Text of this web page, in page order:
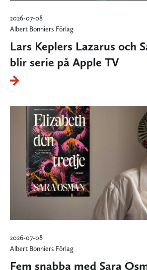
2026-07-08
Albert Bonniers Förlag
Lars Keplers Lazarus och
blir serie på Apple TV
2026-07-08
Albert Bonniers Förlag
Fem snabba med Sara